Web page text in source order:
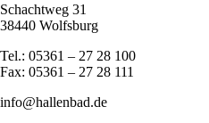
Schachtweg 31
38440 Wolfsburg
Tel.: 05361 – 27 28 100
Fax: 05361 – 27 28 111
info@hallenbad.de